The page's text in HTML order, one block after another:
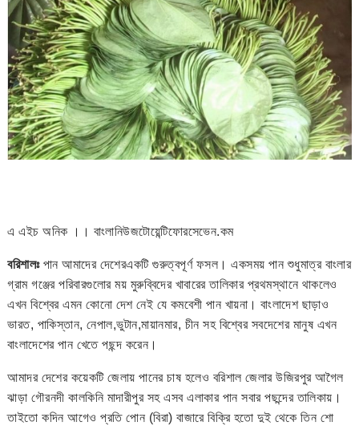
এ এইচ অনিক ।। বাংলানিউজটোয়েন্টিফোরসেভেন.কম
বরিশালঃপান আমাদের দেশেরএকটি গুরুত্বপূর্ণ ফসল। একসময় পান শুধুমাত্র বাংলার
গ্রাম গঞ্জের পরিবারগুলোর ময় মুরুব্বিদের খাবারের তালিকার প্রথমস্থানে থাকলেও
এখন বিশ্বের এমন কোনো দেশ নেই যে কমবেশী পান খায়না। বাংলাদেশ ছাড়াও
ভারত, পাকিস্তান, নেপাল,ভুটান,মায়ানমার, চীন সহ বিশ্বের সবদেশের মানুষ এখন
বাংলাদেশের পান খেতে পছন্দ করেন।
আমাদর দেশের কয়েকটি জেলায় পানের চাষ হলেও বরিশাল জেলার উজিরপুর আগৈল
ঝাড়া গৌরনদী কালকিনি মাদারীপুর সহ এসব এলাকার পান সবার পছন্দের তালিকায়।
তাইতো কদিন আগেও প্রতি পোন (বিরা) বাজারে বিক্রি হতো দুই থেকে তিন শো